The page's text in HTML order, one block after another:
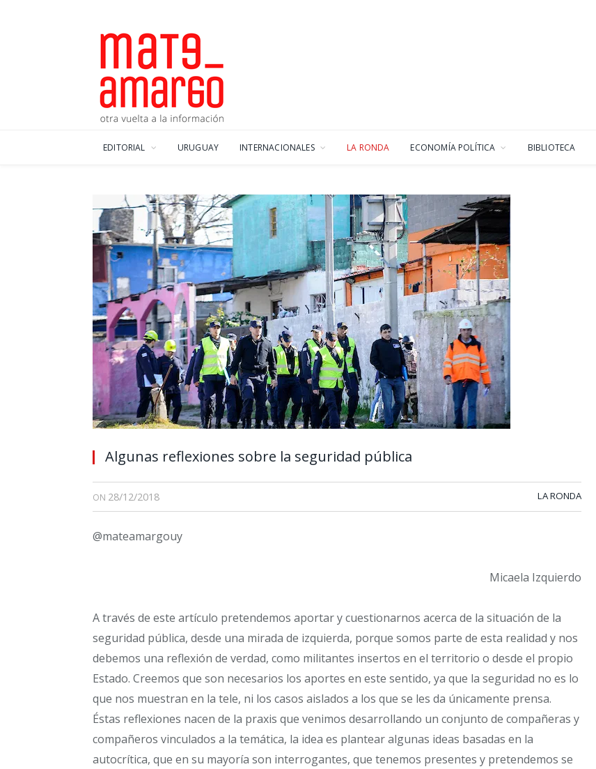
EDITORIAL URUGUAY INTERNACIONALES LA RONDA ECONOMÍA POLÍTICA BIBLIOTECA
Algunas reflexiones sobre la seguridad pública
ON 28/12/2018 LA RONDA
@mateamargouy
Micaela Izquierdo
A través de este artículo pretendemos aportar y cuestionarnos acerca de la situación de la
seguridad pública, desde una mirada de izquierda, porque somos parte de esta realidad y nos
debemos una reflexión de verdad, como militantes insertos en el territorio o desde el propio
Estado. Creemos que son necesarios los aportes en este sentido, ya que la seguridad no es lo
que nos muestran en la tele, ni los casos aislados a los que se les da únicamente prensa.
Éstas reflexiones nacen de la praxis que venimos desarrollando un conjunto de compañeras y
compañeros vinculados a la temática, la idea es plantear algunas ideas basadas en la
autocrítica, que en su mayoría son interrogantes, que tenemos presentes y pretendemos se